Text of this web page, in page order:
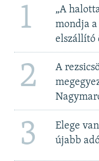
1
„A
mondja
elszállító
2
A
3
Elege
újabb